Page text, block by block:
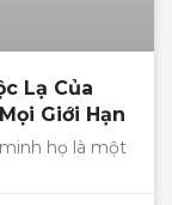
Lạ Của
Giới Hạn
họ là một